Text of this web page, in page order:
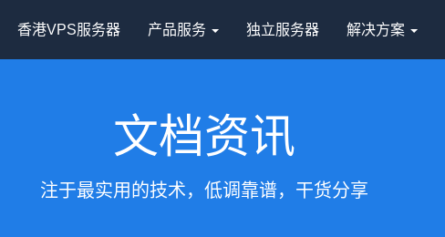
香港VPS服务器 产品服务 独立服务器 解决方案
文档资讯
注于最实用的技术，低调靠谱，干货分享